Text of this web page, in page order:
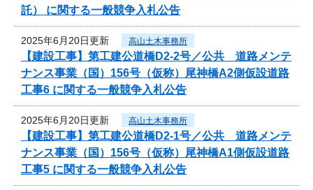
託） に関する一般競争入札公告
2025年6月20日更新 高山土木事務所
【建設工事】第工建公道橋D2-2号／公共 道路メンテ
ナンス事業（国）156号（仮称）尾神橋A2側仮設道路
工事6 に関する一般競争入札公告
2025年6月20日更新 高山土木事務所
【建設工事】第工建公道橋D2-1号／公共 道路メンテ
ナンス事業（国）156号（仮称）尾神橋A1側仮設道路
工事5 に関する一般競争入札公告